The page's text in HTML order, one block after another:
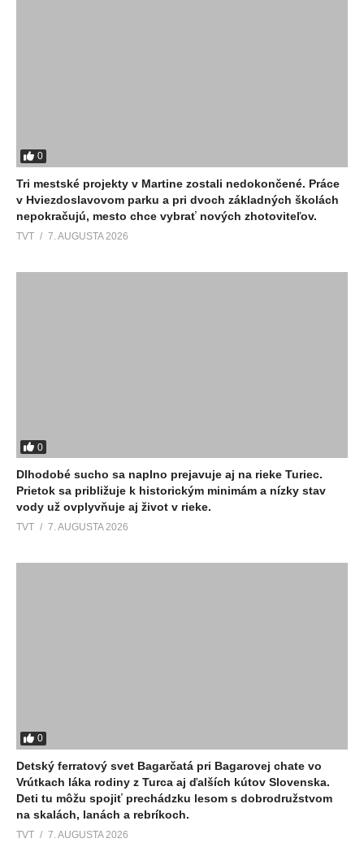
0
Tri mestské projekty v Martine zostali nedokončené. Práce
v Hviezdoslavovom parku a pri dvoch základných školách
nepokračujú, mesto chce vybrať nových zhotoviteľov.
TVT 7. AUGUSTA 2026
0
Dlhodobé sucho sa naplno prejavuje aj na rieke Turiec.
Prietok sa približuje k historickým minimám a nízky stav
vody už ovplyvňuje aj život v rieke.
TVT 7. AUGUSTA 2026
0
Detský ferratový svet Bagarčatá pri Bagarovej chate vo
Vrútkach láka rodiny z Turca aj ďalších kútov Slovenska.
Deti tu môžu spojiť prechádzku lesom s dobrodružstvom
na skalách, lanách a rebríkoch.
TVT 7. AUGUSTA 2026